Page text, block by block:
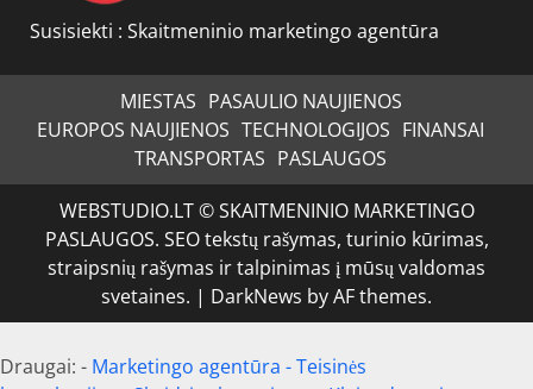
Susisiekti : Skaitmeninio marketingo agentūra
MIESTAS PASAULIO NAUJIENOS
EUROPOS NAUJIENOS TECHNOLOGIJOS FINANSAI
TRANSPORTAS PASLAUGOS
WEBSTUDIO.LT © SKAITMENINIO MARKETINGO
PASLAUGOS. SEO tekstų rašymas, turinio kūrimas,
straipsnių rašymas ir talpinimas į mūsų valdomas
svetaines. | DarkNews by AF themes.
Draugai: - Marketingo agentūra -Teisinės